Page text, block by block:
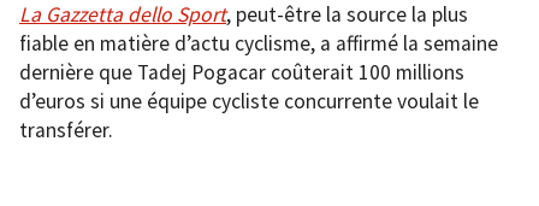
La Gazzetta dello Sport, peut-être la source la plus
fiable en matière d’actu cyclisme, a affirmé la semaine
dernière que Tadej Pogacar coûterait 100 millions
d’euros si une équipe cycliste concurrente voulait le
transférer.